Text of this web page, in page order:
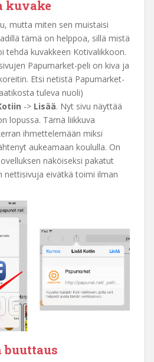
kuvake
mutta miten sen muistaisi
tämä on helppoa, sillä mistä
tehdä kuvakkeen Kotivalikkoon.
Papumarket-peli on kiva ja
Etsi netistä Papumarket-
tuleva nuoli)
-> Lisää. Nyt sivu näyttää
lopussa. Tämä liikkuva
ihmettelemään miksi
aukeamaan koululla. On
näköiseksi pakatut
nettisivuja eivätkä toimi ilman
buuttaus